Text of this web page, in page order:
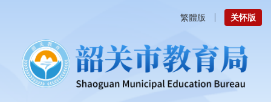
繁體版 关怀版